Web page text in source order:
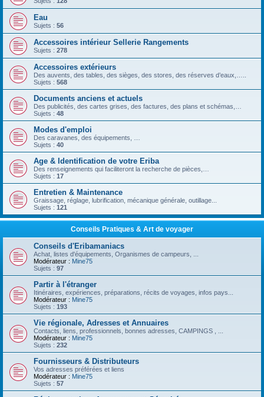
Eau
Sujets : 56
Accessoires intérieur Sellerie Rangements
Sujets : 278
Accessoires extérieurs
Des auvents, des tables, des sièges, des stores, des réserves d’eaux,…..
Sujets : 568
Documents anciens et actuels
Des publicités, des cartes grises, des factures, des plans et schémas,…
Sujets : 48
Modes d'emploi
Des caravanes, des équipements, …
Sujets : 40
Age & Identification de votre Eriba
Des renseignements qui faciliteront la recherche de pièces,…
Sujets : 17
Entretien & Maintenance
Graissage, réglage, lubrification, mécanique générale, outillage...
Sujets : 121
Conseils Pratiques & Art de voyager
Conseils d'Eribamaniacs
Achat, listes d'équipements, Organismes de campeurs, ...
Modérateur : Mine75
Sujets : 97
Partir à l'étranger
Itinéraires, expériences, préparations, récits de voyages, infos pays...
Modérateur : Mine75
Sujets : 193
Vie régionale, Adresses et Annuaires
Contacts, liens, professionnels, bonnes adresses, CAMPINGS , ...
Modérateur : Mine75
Sujets : 232
Fournisseurs & Distributeurs
Vos adresses préférées et liens
Modérateur : Mine75
Sujets : 57